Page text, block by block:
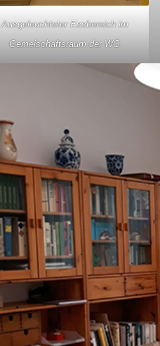
Ausgeleuchteter Essbereich im
Gemeischaftsraum der WG